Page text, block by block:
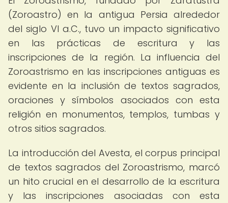
(Zoroastro) en la antigua Persia alrededor
del siglo VI a.C., tuvo un impacto significativo
en las prácticas de escritura y las
inscripciones de la región. La influencia del
Zoroastrismo en las inscripciones antiguas es
evidente en la inclusión de textos sagrados,
oraciones y símbolos asociados con esta
religión en monumentos, templos, tumbas y
otros sitios sagrados.
La introducción del Avesta, el corpus principal
de textos sagrados del Zoroastrismo, marcó
un hito crucial en el desarrollo de la escritura
y las inscripciones asociadas con esta